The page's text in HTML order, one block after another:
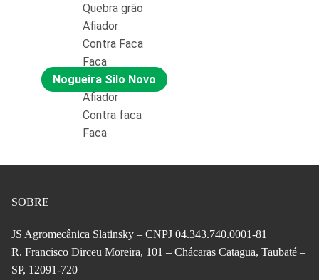
Quebra grão
Afiador
Contra Faca
Faca
Nogueira Silo Novo
Afiador
Contra faca
Faca
SOBRE
JS Agromecânica Slatinsky – CNPJ 04.343.740.0001-81
R. Francisco Dirceu Moreira, 101 – Chácaras Catagua, Taubaté –
SP, 12091-720